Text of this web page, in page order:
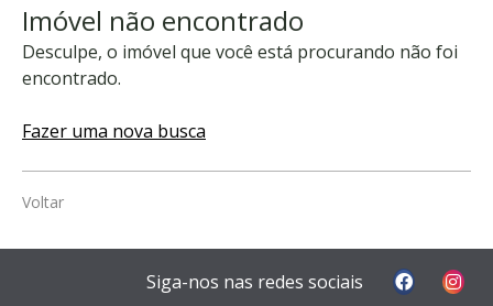
Imóvel não encontrado
Desculpe, o imóvel que você está procurando não foi
encontrado.
Fazer uma nova busca
Voltar
Siga-nos nas redes sociais